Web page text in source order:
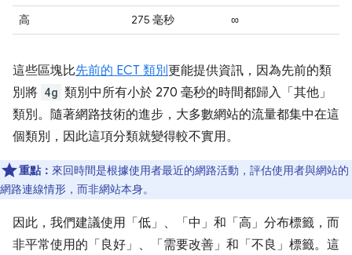
高
275 毫秒 ∞
這些區塊比先前的 ECT 類別更能提供資訊，因為先前的類
別將 4g 類別中所有小於 270 毫秒的時間都歸入「其他」
類別。隨著網路技術的進步，大多數網站的流量都集中在這
個類別，因此這項分類就變得較不實用。
重點： 來回時間是根據使用者最近的網路活動，評估使用者與網站的
網路連線情形，而非網站本身。
因此，我們建議使用「低」 、「中」 和「高」 分布標籤，而
非平常使用的「良好」 、「需要改善」 和「不良」 標籤。這